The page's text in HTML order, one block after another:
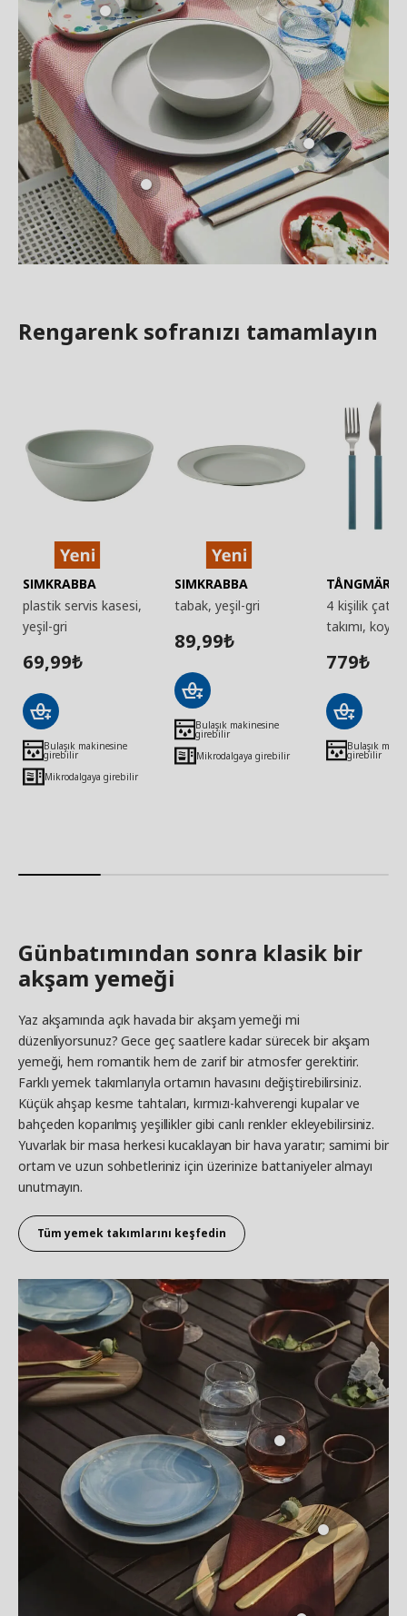
Rengarenk sofranızı tamamlayın
SIMKRABBA
plastik servis kasesi,
yeşil-gri
69,99₺
Bulaşık makinesine
girebilir
Mikrodalgaya girebilir
SIMKRABBA
tabak, yeşil-gri
89,99₺
Bulaşık makinesine
girebilir
Mikrodalgaya girebilir
TÅNGMÄRLA
4 kişilik çatal
takımı, koyu
779₺
Bulaşık
girebilir
Günbatımından sonra klasik bir
akşam yemeği
Yaz akşamında açık havada bir akşam yemeği mi
düzenliyorsunuz? Gece geç saatlere kadar sürecek bir akşam
yemeği, hem romantik hem de zarif bir atmosfer gerektirir.
Farklı yemek takımlarıyla ortamın havasını değiştirebilirsiniz.
Küçük ahşap kesme tahtaları, kırmızı-kahverengi kupalar ve
bahçeden koparılmış yeşillikler gibi canlı renkler ekleyebilirsiniz.
Yuvarlak bir masa herkesi kucaklayan bir hava yaratır; samimi bir
ortam ve uzun sohbetleriniz için üzerinize battaniyeler almayı
unutmayın.
Tüm yemek takımlarını keşfedin